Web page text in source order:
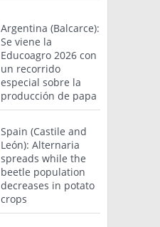
Argentina (Balcarce):
Se viene la
Educoagro 2026 con
un recorrido
especial sobre la
producción de papa
Spain (Castile and
León): Alternaria
spreads while the
beetle population
decreases in potato
crops